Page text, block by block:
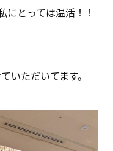
にとっては温活！！
いただいてます。